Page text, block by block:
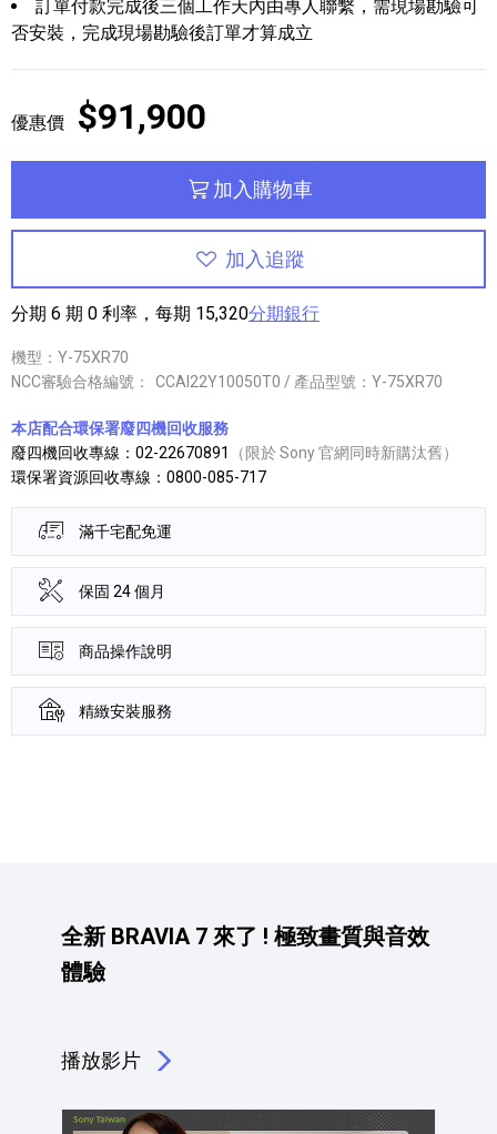
訂單付款完成後三個工作天內由專人聯繫，需現場勘驗可
否安裝，完成現場勘驗後訂單才算成立
優惠價 $91,900
加入購物車
加入追蹤
分期 6 期 0 利率，每期 15,320分期銀行
機型：Y-75XR70
NCC審驗合格編號：
CCAI22Y10050T0 / 產品型號：Y-75XR70
本店配合環保署廢四機回收服務
廢四機回收專線：02-22670891
（限於 Sony 官網同時新購汰舊）
環保署資源回收專線：0800-085-717
滿千宅配免運
保固 24 個月
商品操作說明
精緻安裝服務
全新 BRAVIA 7 來了 ! 極致畫質與音效
體驗
播放影片
點擊播放：全新 BRAVIA 7 來了 ! 極致畫質與音效體驗